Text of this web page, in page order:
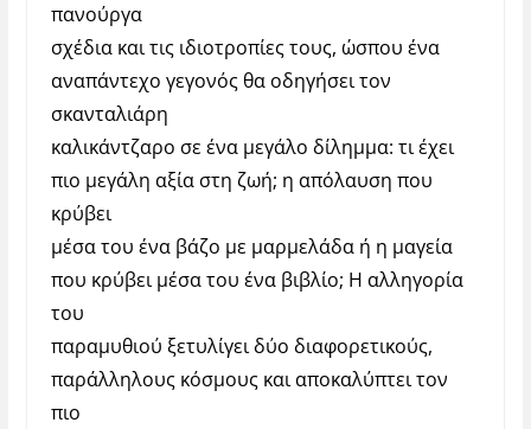
πανούργα
σχέδια και τις ιδιοτροπίες τους, ώσπου ένα
αναπάντεχο γεγονός θα οδηγήσει τον
σκανταλιάρη
καλικάντζαρο σε ένα μεγάλο δίλημμα: τι έχει
πιο μεγάλη αξία στη ζωή; η απόλαυση που
κρύβει
μέσα του ένα βάζο με μαρμελάδα ή η μαγεία
που κρύβει μέσα του ένα βιβλίο; Η αλληγορία
του
παραμυθιού ξετυλίγει δύο διαφορετικούς,
παράλληλους κόσμους και αποκαλύπτει τον
πιο